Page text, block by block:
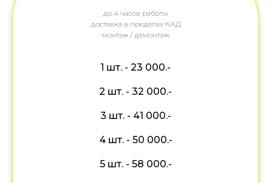
до 4 часов работы
доставка в пределах КАД
монтаж / демонтаж
1 шт. - 23 000.-
2 шт. - 32 000.-
3 шт. - 41 000.-
4 шт. - 50 000.-
5 шт. - 58 000.-